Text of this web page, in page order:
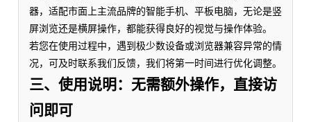
器，适配市面上主流品牌的智能手机、平板电脑，无论是竖
屏浏览还是横屏操作，都能获得良好的视觉与操作体验。
若您在使用过程中，遇到极少数设备或浏览器兼容异常的情
况，可及时联系我们反馈，我们将第一时间进行优化调整。
三、使用说明：无需额外操作，直接访
问即可